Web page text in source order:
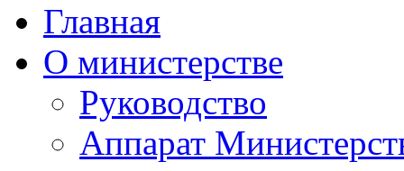
Главная
О министерстве
Руководство
Аппарат